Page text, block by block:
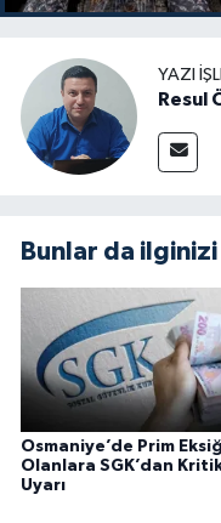
YAZI
Resul
Bunlar da
Osmaniye’de Prim
Olanlara SGK’dan
Uyarı